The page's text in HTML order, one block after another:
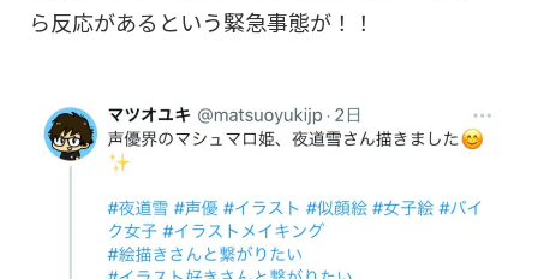
ら反応があるという緊急事態が！！